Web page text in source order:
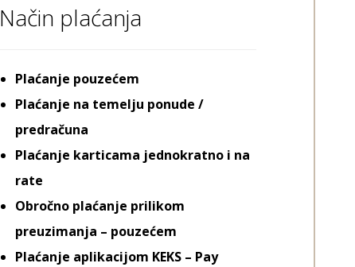
Način plaćanja
Plaćanje pouzećem
Plaćanje na temelju ponude /
predračuna
Plaćanje karticama jednokratno i na
rate
Obročno plaćanje prilikom
preuzimanja – pouzećem
Plaćanje aplikacijom KEKS – Pay